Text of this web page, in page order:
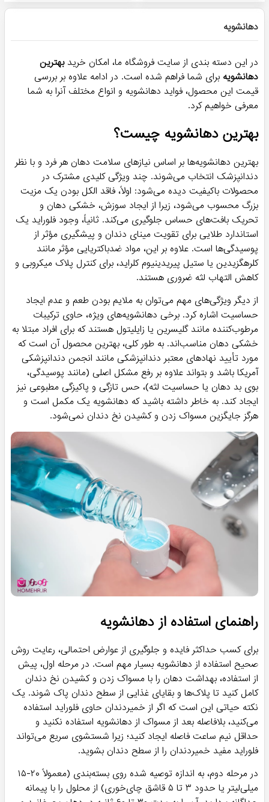
دهانشویه
در این دسته بندی از سایت فروشگاه ما، امکان خریدبهترین
دهانشویه برای شما فراهم شده است. در ادامه علاوه بر بررسی
قیمت این محصول، فواید دهانشویه و انواع مختلف آنرا به شما
معرفی خواهیم کرد.
بهترین دهانشویه چیست؟
بهترین دهانشویه‌ها بر اساس نیازهای سلامت دهان هر فرد و با نظر
دندانپزشک انتخاب می‌شوند. چند ویژگی کلیدی مشترک در
محصولات باکیفیت دیده می‌شود: اولاً، فاقد الکل بودن یک مزیت
بزرگ محسوب می‌شود، زیرا از ایجاد سوزش، خشکی دهان و
تحریک بافت‌های حساس جلوگیری می‌کند. ثانیاً، وجود فلوراید یک
استاندارد طلایی برای تقویت مینای دندان و پیشگیری مؤثر از
پوسیدگی‌ها است. علاوه بر این، مواد ضدباکتریایی مؤثر مانند
کلرهگزیدین یا ستیل پیریدینیوم کلراید، برای کنترل پلاک میکروبی و
کاهش التهاب لثه ضروری هستند.
از دیگر ویژگی‌های مهم می‌توان به ملایم بودن طعم و عدم ایجاد
حساسیت اشاره کرد. برخی دهانشویه‌های ویژه، حاوی ترکیبات
مرطوب‌کننده مانند گلیسرین یا زایلیتول هستند که برای افراد مبتلا به
خشکی دهان مناسب‌اند. به طور کلی، بهترین محصول آن است که
مورد تأیید نهادهای معتبر دندانپزشکی مانند انجمن دندانپزشکی
آمریکا باشد و بتواند علاوه بر رفع مشکل اصلی (مانند پوسیدگی،
بوی بد دهان یا حساسیت لثه)، حس تازگی و پاکیزگی مطبوعی نیز
ایجاد کند. به خاطر داشته باشید که دهانشویه یک مکمل است و
هرگز جایگزین مسواک زدن و کشیدن نخ دندان نمی‌شود.
راهنمای استفاده از دهانشویه
برای کسب حداکثر فایده و جلوگیری از عوارض احتمالی، رعایت روش
صحیح استفاده از دهانشویه بسیار مهم است. در مرحله اول، پیش
از استفاده، بهداشت دهان را با مسواک زدن و کشیدن نخ دندان
کامل کنید تا پلاک‌ها و بقایای غذایی از سطح دندان پاک شوند. یک
نکته حیاتی این است که اگر از خمیردندان حاوی فلوراید استفاده
می‌کنید، بلافاصله بعد از مسواک از دهانشویه استفاده نکنید و
حداقل نیم ساعت فاصله ایجاد کنید؛ زیرا شستشوی سریع می‌تواند
فلوراید مفید خمیردندان را از سطح دندان بشوید.
در مرحله دوم، به اندازه توصیه شده روی بسته‌بندی (معمولاً ۲۰-۱۵
میلی‌لیتر یا حدود ۳ تا ۵ قاشق چای‌خوری) از محلول را با پیمانه